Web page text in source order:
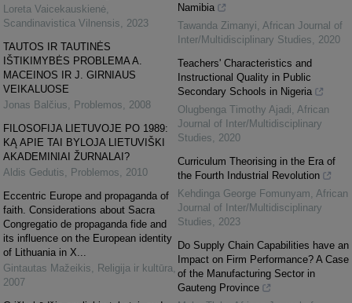
Loreta Vaicekauskienė
Scandinavistica Vilnensis
2023
TAUTOS IR TAUTINĖS
IŠTIKIMYBĖS PROBLEMA A.
MACEINOS IR J. GIRNIAUS
VEIKALUOSE
Jonas Balčius
Problemos
2008
FILOSOFIJA LIETUVOJE PO 1989:
KĄ APIE TAI BYLOJA LIETUVIŠKI
AKADEMINIAI ŽURNALAI?
Aldis Gedutis
Problemos
2010
Eccentric Europe and propaganda of
faith. Considerations about Sacra
Congregatio de propaganda fide and
its influence on the European identity
of Lithuania in X...
Gintautas Mažeikis
Religija ir kultūra
2007
Namibia
Tawanda Zimanyi African Journal of
Inter/Multidisciplinary Studies
2020
Teachers' Characteristics and
Instructional Quality in Public
Secondary Schools in Nigeria
Olugbenga Timothy Ajadi African
Journal of Inter/Multidisciplinary
Studies
2020
Curriculum Theorising in the Era of
the Fourth Industrial Revolution
Kehdinga George Fomunyam African
Journal of Inter/Multidisciplinary
Studies
2023
Do Supply Chain Capabilities have an
Impact on Firm Performance? A Case
of the Manufacturing Sector in
Gauteng Province